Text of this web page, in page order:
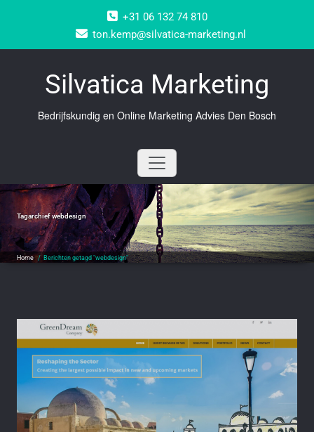
+31 06 132 74 810
ton.kemp@silvatica-marketing.nl
Silvatica Marketing
Bedrijfskundig en Online Marketing Advies Den Bosch
Tagarchiefwebdesign
Home / Berichten getagd "webdesign"